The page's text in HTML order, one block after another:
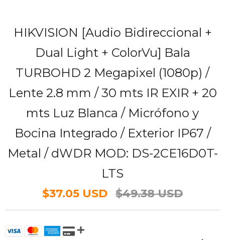
HIKVISION [Audio Bidireccional +
Dual Light + ColorVu] Bala
TURBOHD 2 Megapixel (1080p) /
Lente 2.8 mm / 30 mts IR EXIR + 20
mts Luz Blanca / Micrófono y
Bocina Integrado / Exterior IP67 /
Metal / dWDR MOD: DS-2CE16D0T-
LTS
$37.05 USD $49.38 USD